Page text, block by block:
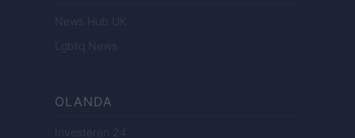
News Hub UK
Lgbtq News
OLANDA
Investeren 24